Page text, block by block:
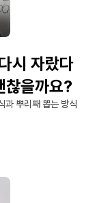
시 자랐다
찮을까요?
과 뿌리째 뽑는 방식